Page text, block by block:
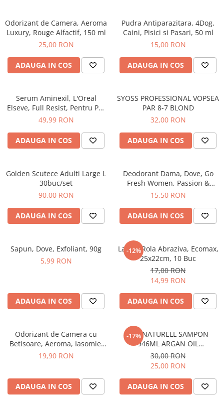
Igiena Intima
Absorbante
Absorbante Incontinenta
Absorbante Zilnice
Lotiuni si Geluri Intime
Servetele Intime
Servetele Umede pentru Adulti
Igiena Orala
Apa de Gura
Ingrijire Buze
Ingrijirea Parului
Balsam de Par
Produse Styling
Sampon pentru Barbati
Sampon Uscat
Ingrijirea Picioarelor
Creme de Fata
Demachiere
Manichiura si Pedichiura
Parfumuri
Body Mist
Solutii Curatare Pardoseli
Solutii Curatare Suprafete Diverse
Solutii Intretinere Textile
Decoratiuni interior
Hartie Igienica
Ingrijire Incaltaminte
Lavete si Bureti
Rezerva Mop, Faras, Perie
Saci Menajeri
Odorizant de Camera, Aeroma
Luxury, Rouge Alfactif, 150 ml
25,00 RON
ADAUGA IN COS
Pudra Antiparazitara, 4Dog,
Caini, Pisici si Pasari, 50 ml
15,00 RON
ADAUGA IN COS
Serum Aminexil, L'Oreal
Elseve, Full Resist, Pentru Par
cu Tendinta de Cadere, 100
49,99 RON
ADAUGA IN COS
SYOSS PROFESSIONAL VOPSEA
PAR 8-7 BLOND
32,00 RON
ADAUGA IN COS
Golden Scutece Adulti Large L
30buc/set
90,00 RON
ADAUGA IN COS
Deodorant Dama, Dove, Go
Fresh Women, Passion &
Lemongrass, Spray, 150 ml
15,50 RON
ADAUGA IN COS
Sapun, Dove, Exfoliant, 90g
5,99 RON
ADAUGA IN COS
-12%
Laveta Rola Abraziva, Ecomax,
25x22cm, 10 Buc
17,00 RON
14,99 RON
ADAUGA IN COS
Odorizant de Camera cu
Betisoare, Aeroma, Iasomie,
125 ml -
19,90 RON
ADAUGA IN COS
-17%
BIO NATURELL SAMPON
946ML ARGAN OIL
&COLLAGEN
30,00 RON
25,00 RON
ADAUGA IN COS